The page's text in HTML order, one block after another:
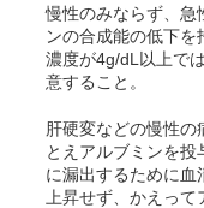
慢性のみならず、急
ンの合成能の低下
濃度が4g/dL以上で
意すること。
肝硬変などの慢性の
とえアルブミンを
に漏出するために血
上昇せず、かえっ